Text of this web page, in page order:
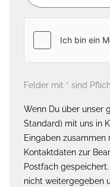
Felder mit * sind
Wenn Du über unser
Standard) mit uns in
Eingaben
Kontaktdaten zur
Postfach
nicht weitergegeben